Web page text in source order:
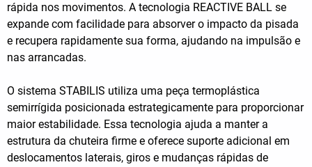
rápida nos movimentos. A tecnologia REACTIVE BALL se
expande com facilidade para absorver o impacto da pisada
e recupera rapidamente sua forma, ajudando na impulsão e
nas arrancadas.
O sistema STABILIS utiliza uma peça termoplástica
semirrígida posicionada estrategicamente para proporcionar
maior estabilidade. Essa tecnologia ajuda a manter a
estrutura da chuteira firme e oferece suporte adicional em
deslocamentos laterais, giros e mudanças rápidas de